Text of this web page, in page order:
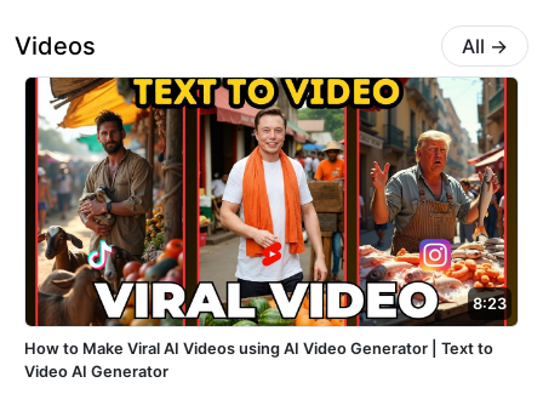
Videos All →
8:23
How to Make Viral AI Videos using AI Video Generator | Text to
Video AI Generator